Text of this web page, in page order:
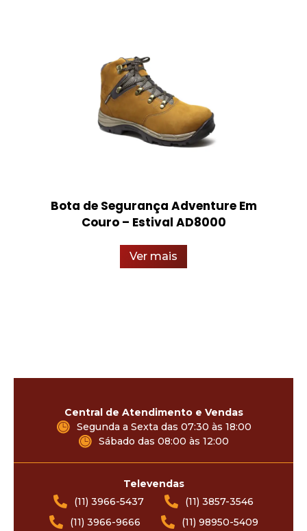
Bota de Segurança Adventure Em
Couro – Estival AD8000
Ver mais
Central de Atendimento e Vendas
Segunda a Sexta das 07:30 às 18:00
Sábado das 08:00 às 12:00
Televendas
(11) 3966-5437
(11) 3857-3546
(11) 3966-9666
(11) 98950-5409